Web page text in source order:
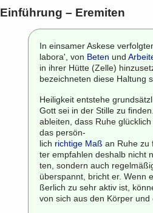
Einführung – Eremiten
In einsamer Askese
labora', von Beten und
in ihrer Hütte (Zelle)
bezeichneten diese Haltung
Heiligkeit entstehe
Gott sei in der Stille zu
ableiten, dass Ruhe
das persön-
lich richtige Maß an Ruhe zu
ter empfahlen deshalb nicht
ten, sondern auch
überspannt, bricht er. Wenn
ßerlich zu sehr aktiv ist,
von sich aus den Körper